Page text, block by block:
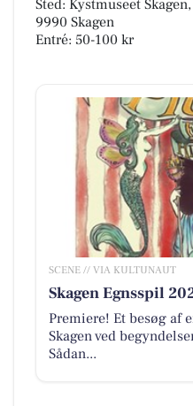
Sted: Kystmuseet
9990 Skagen
Entré: 50-100 kr
SCENE // VIA KULTUNAUT
Skagen Egnsspil
Premiere! Et besøg af
Skagen ved
Sådan...